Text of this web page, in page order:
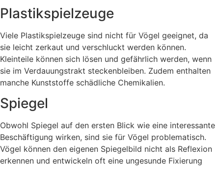
Plastikspielzeuge
Viele Plastikspielzeuge sind nicht für Vögel geeignet, da
sie leicht zerkaut und verschluckt werden können.
Kleinteile können sich lösen und gefährlich werden, wenn
sie im Verdauungstrakt steckenbleiben. Zudem enthalten
manche Kunststoffe schädliche Chemikalien.
Spiegel
Obwohl Spiegel auf den ersten Blick wie eine interessante
Beschäftigung wirken, sind sie für Vögel problematisch.
Vögel können den eigenen Spiegelbild nicht als Reflexion
erkennen und entwickeln oft eine ungesunde Fixierung